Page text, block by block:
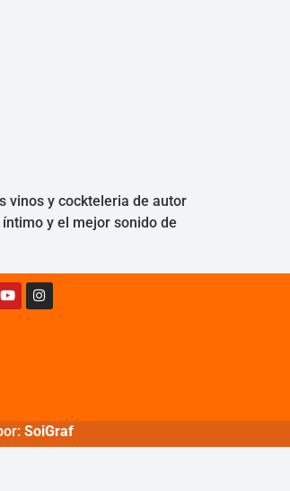
vinos y cockteleria de autor
y el mejor sonido de
SoiGraf